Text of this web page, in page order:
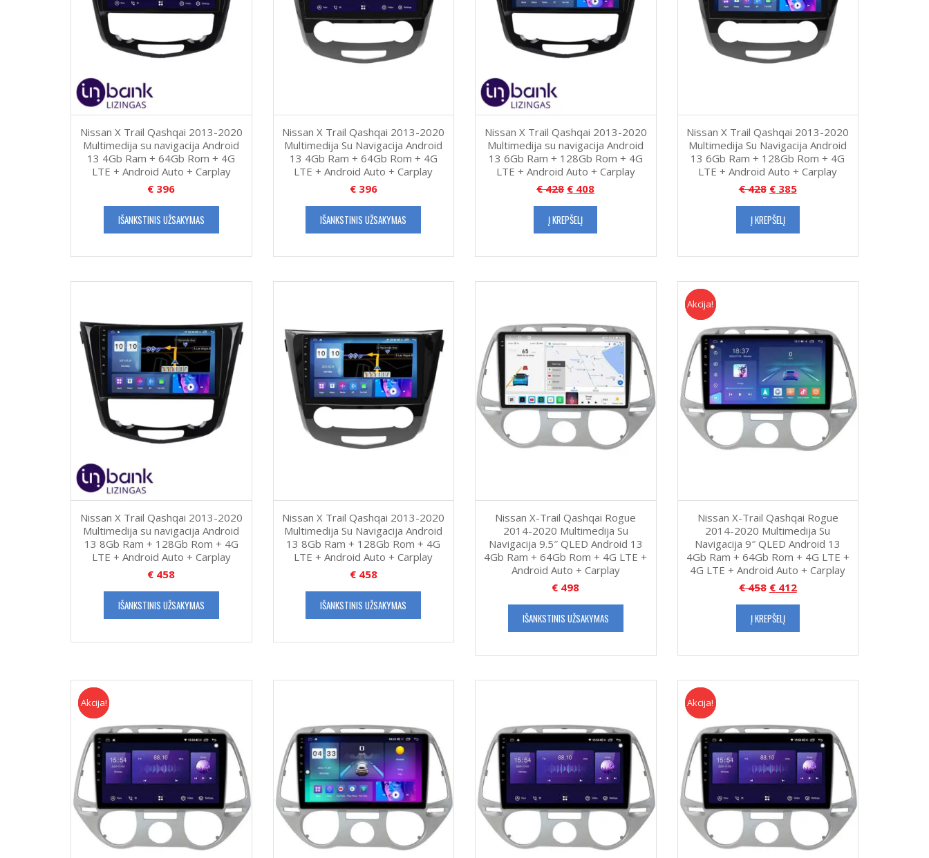
Nissan X Trail Qashqai 2013-2020
Multimedija su navigacija Android
13 4Gb Ram + 64Gb Rom + 4G
LTE + Android Auto + Carplay
€ 396
IŠANKSTINIS UŽSAKYMAS
Nissan X Trail Qashqai 2013-2020
Multimedija Su Navigacija Android
13 4Gb Ram + 64Gb Rom + 4G
LTE + Android Auto + Carplay
€396
IŠANKSTINIS UŽSAKYMAS
Nissan X Trail Qashqai 2013-2020
Multimedija su navigacija Android
13 6Gb Ram + 128Gb Rom + 4G
LTE + Android Auto + Carplay
€428 € 408
Į KREPŠELĮ
Nissan X Trail Qashqai 2013-2020
Multimedija Su Navigacija Android
13 6Gb Ram + 128Gb Rom + 4G
LTE + Android Auto + Carplay
€428 €385
Į KREPŠELĮ
Nissan X Trail Qashqai 2013-2020
Multimedija su navigacija Android
13 8Gb Ram + 128Gb Rom + 4G
LTE + Android Auto + Carplay
€ 458
IŠANKSTINIS UŽSAKYMAS
Nissan X Trail Qashqai 2013-2020
Multimedija Su Navigacija Android
13 8Gb Ram + 128Gb Rom + 4G
LTE + Android Auto + Carplay
€458
IŠANKSTINIS UŽSAKYMAS
Nissan X-Trail Qashqai Rogue
2014-2020 Multimedija Su
Navigacija 9.5″ QLED Android 13
4Gb Ram + 64Gb Rom + 4G LTE +
Android Auto + Carplay
€ 498
IŠANKSTINIS UŽSAKYMAS
Akcija
Akcija!
Nissan X-Trail Qashqai Rogue
2014-2020 Multimedija Su
Navigacija 9″ QLED Android 13
4Gb Ram + 64Gb Rom + 4G LTE +
4G LTE + Android Auto + Carplay
€458 €412
Į KREPŠELĮ
Akcija
Akcija! Akcija
Akcija!